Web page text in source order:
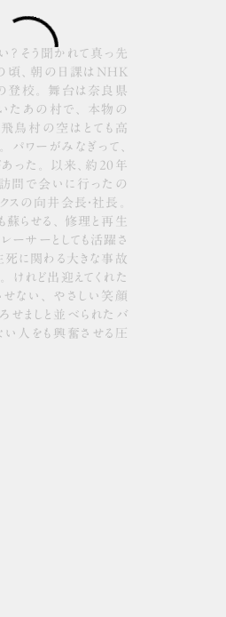
？ そう聞かれて真っ先
の頃、朝の日課はNHK
登校。 舞台は奈良県
たあの村で、 本物の
鳥村の空はとても高
パワーがみなぎって、
った。 以来、約20年
問で会いに行ったの
スの向井会長・社長。
蘇らせる、 修理と再生
ーサーとしても活躍さ
死に関わる大きな事故
けれど出迎えてくれた
ない、 やさしい笑顔
せましと並べられたバ
い人をも興奮させる圧